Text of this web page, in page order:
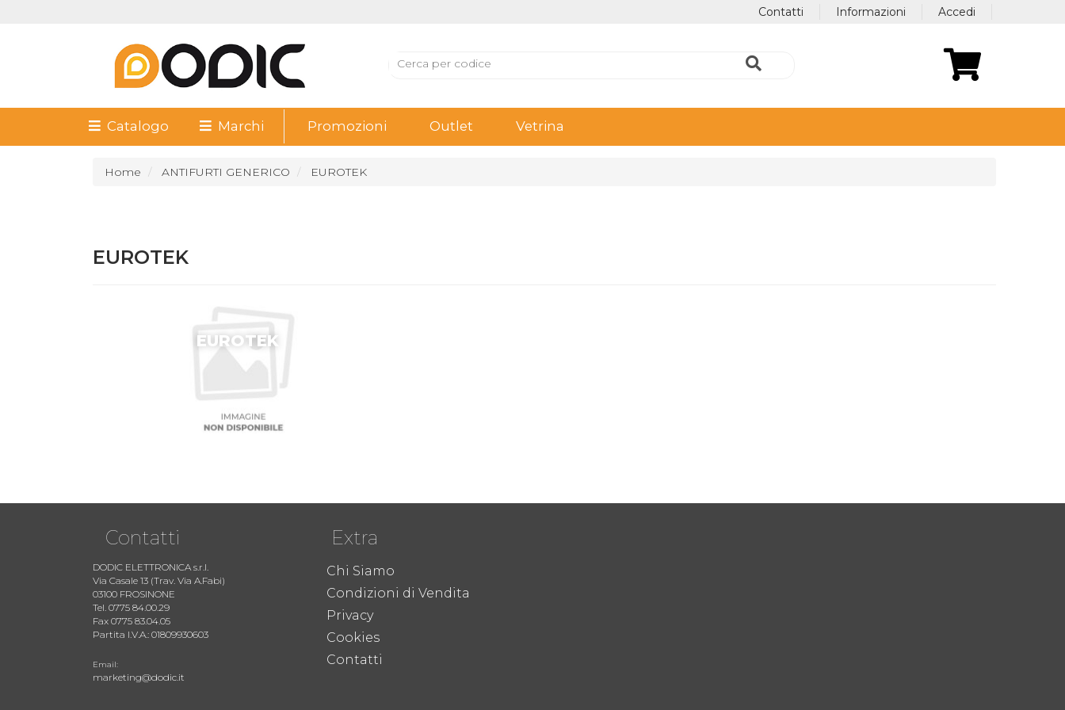
Accedi
Informazioni
Contatti
Catalogo Marchi Promozioni Outlet Vetrina
Home ANTIFURTI GENERICO EUROTEK
EUROTEK
EUROTEK
Contatti
DODIC ELETTRONICA s.r.l.
Via Casale 13 (Trav. Via A.Fabi)
03100 FROSINONE
Tel. 0775 84.00.29
Fax 0775 83.04.05
Partita I.V.A.: 01809930603
Email:
marketing@dodic.it
Extra
Chi Siamo
Condizioni di Vendita
Privacy
Cookies
Contatti